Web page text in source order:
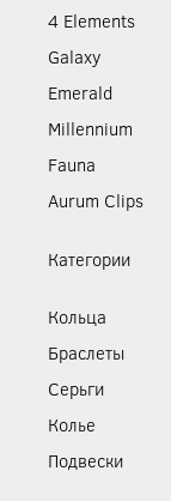
4 Elements
Galaxy
Emerald
Millennium
Fauna
Aurum Clips
Категории
Кольца
Браслеты
Серьги
Колье
Подвески